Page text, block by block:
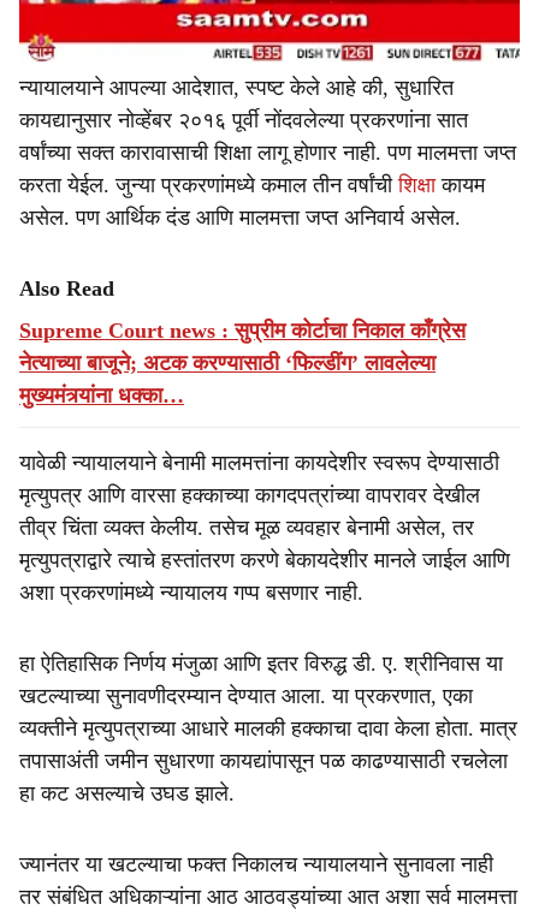
न्यायालयाने आपल्या आदेशात, स्पष्ट केले आहे की, सुधारित
कायद्यानुसार नोव्हेंबर २०१६ पूर्वी नोंदवलेल्या प्रकरणांना सात
वर्षांच्या सक्त कारावासाची शिक्षा लागू होणार नाही. पण मालमत्ता जप्त
करता येईल. जुन्या प्रकरणांमध्ये कमाल तीन वर्षांचीशिक्षाकायम
असेल. पण आर्थिक दंड आणि मालमत्ता जप्त अनिवार्य असेल.
Also Read
Supreme Court news : सुप्रीम कोर्टाचा निकाल काँग्रेस
नेत्याच्या बाजूने; अटक करण्यासाठी ‘फिल्डींग’ लावलेल्या
मुख्यमंत्र्यांना धक्का…
यावेळी न्यायालयाने बेनामी मालमत्तांना कायदेशीर स्वरूप देण्यासाठी
मृत्युपत्र आणि वारसा हक्काच्या कागदपत्रांच्या वापरावर देखील
तीव्र चिंता व्यक्त केलीय. तसेच मूळ व्यवहार बेनामी असेल, तर
मृत्युपत्राद्वारे त्याचे हस्तांतरण करणे बेकायदेशीर मानले जाईल आणि
अशा प्रकरणांमध्ये न्यायालय गप्प बसणार नाही.
हा ऐतिहासिक निर्णय मंजुळा आणि इतर विरुद्ध डी. ए. श्रीनिवास या
खटल्याच्या सुनावणीदरम्यान देण्यात आला. या प्रकरणात, एका
व्यक्तीने मृत्युपत्राच्या आधारे मालकी हक्काचा दावा केला होता. मात्र
तपासाअंती जमीन सुधारणा कायद्यांपासून पळ काढण्यासाठी रचलेला
हा कट असल्याचे उघड झाले.
ज्यानंतर या खटल्याचा फक्त निकालच न्यायालयाने सुनावला नाही
तर संबंधित अधिकाऱ्यांना आठ आठवड्यांच्या आत अशा सर्व मालमत्ता